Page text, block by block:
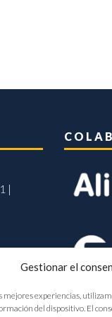
Gestionar el
mejores experiencias,
del dispositivo. El
|